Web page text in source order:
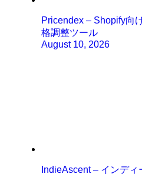
Pricendex – Shopify向
格調整ツール
August 10, 2026
IndieAscent – インデ